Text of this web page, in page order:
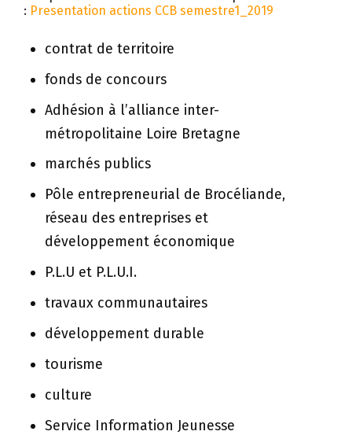
: Presentation actions CCB semestre1_2019
contrat de territoire
fonds de concours
Adhésion à l’alliance inter-
métropolitaine Loire Bretagne
marchés publics
Pôle entrepreneurial de Brocéliande,
réseau des entreprises et
développement économique
P.L.U et P.L.U.I.
travaux communautaires
développement durable
tourisme
culture
Service Information Jeunesse